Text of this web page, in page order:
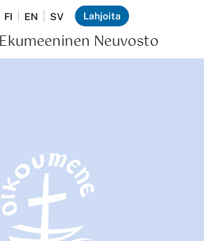
Neuvosto
FI EN SV Lahjoita